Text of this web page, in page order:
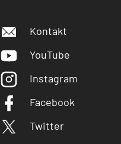
Kontakt
YouTube
Instagram
Facebook
Twitter